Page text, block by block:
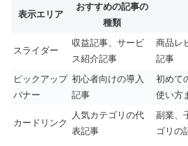
表示エリア
おすすめの記事の
種類
スライダー
収益記事、サービ
ス紹介記事
商品レ
記事
ピックアップ
バナー
初心者向けの導入
記事
初めて
使い方
カードリンク
人気カテゴリの代
表記事
副業、
ゴリの